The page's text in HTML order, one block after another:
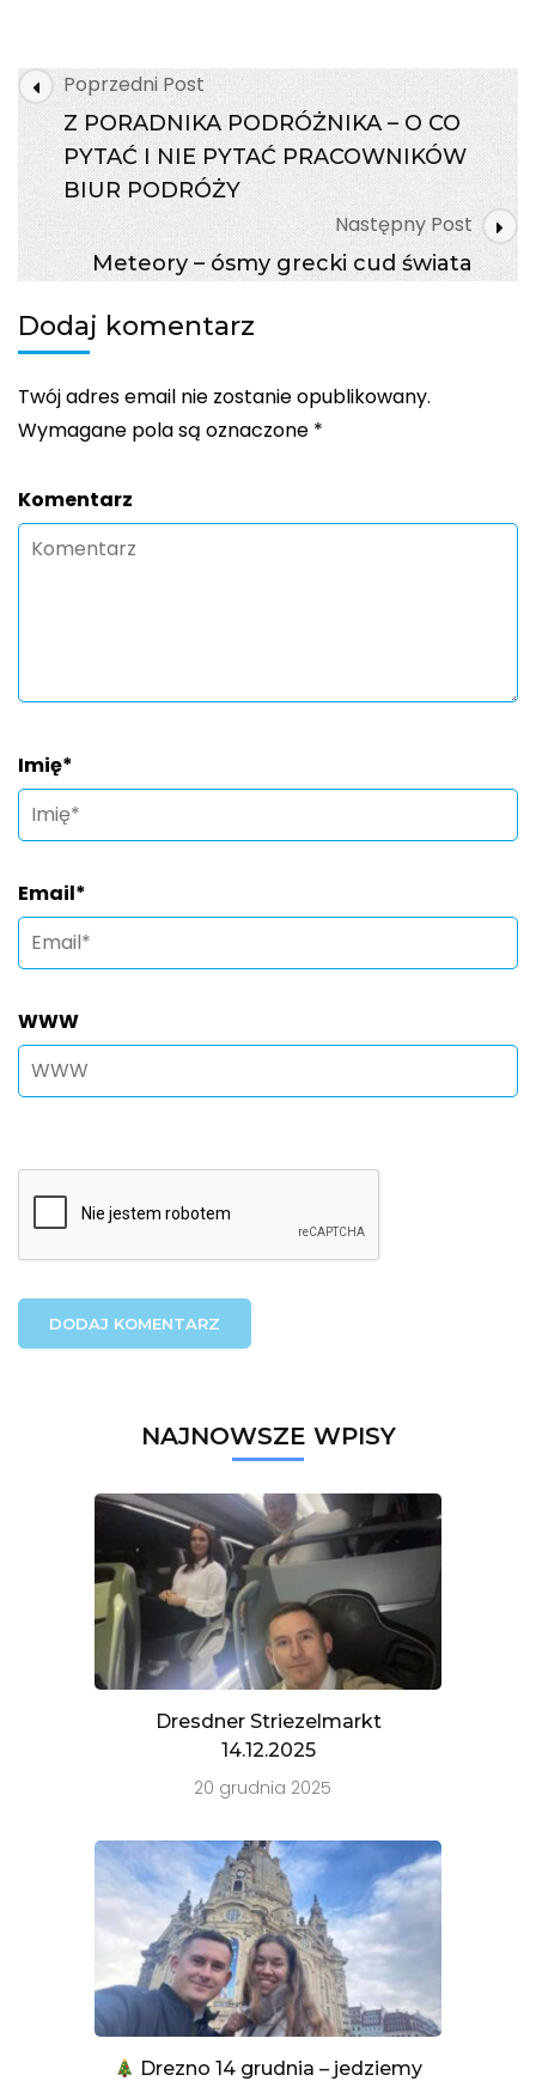
BIAŁORUSI…
TO
NA
GORĄCO
Post
Navigation
Poprzedni Post
Z PORADNIKA PODRÓŻNIKA – O CO
PYTAĆ I NIE PYTAĆ PRACOWNIKÓW
BIUR PODRÓŻY
Następny Post
Meteory – ósmy grecki cud świata
Dodaj komentarz
Twój adres email nie zostanie opublikowany.
Wymagane pola są oznaczone *
Komentarz
Imię*
Email*
WWW
NAJNOWSZE WPISY
Dresdner Striezelmarkt
14.12.2025
20 grudnia 2025
Drezno 14 grudnia – jedziemy